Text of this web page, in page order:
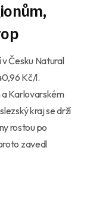
Česku Natural
Kč/l.
a Karlovarském
kraj se drží
rostou po
zavedl